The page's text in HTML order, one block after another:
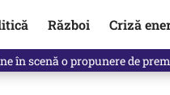
Război Criză
explodată în Bulgaria,